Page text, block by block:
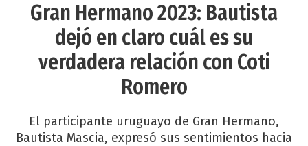
Gran Hermano 2023: Bautista
dejó en claro cuál es su
verdadera relación con Coti
Romero
El participante uruguayo de Gran Hermano,
Bautista Mascia, expresó sus sentimientos hacia